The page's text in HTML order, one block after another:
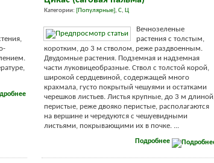
Категории: [Популярные], С, Ц
Вечнозеленые
растения с толстым,
коротким, до 3 м стволом, реже раздвоенным.
Двудомные растения. Подземная и надземная
части луковицеобразные. Ствол с толстой корой,
широкой сердцевиной, содержащей много
крахмала, густо покрытый чешуями и остатками
черешков листьев. Листья крупные, до 3 м длиной,
перистые, реже двояко перистые, располагаются
на вершине и чередуются с чешуевидными
листьями, покрывающими их в почке. ...
Подробнее